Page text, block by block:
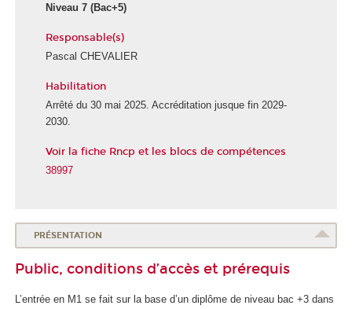
Niveau 7 (Bac+5)
Responsable(s)
Pascal CHEVALIER
É
c
o
e
d
m
é
q
Habilitation
Arrêté du 30 mai 2025. Accréditation jusque fin 2029-
2030.
Voir la fiche Rncp et les blocs de compétences
38997
PRÉSENTATION
Public, conditions d’accès et prérequis
L’entrée en M1 se fait sur la base d’un diplôme de niveau bac +3 dans